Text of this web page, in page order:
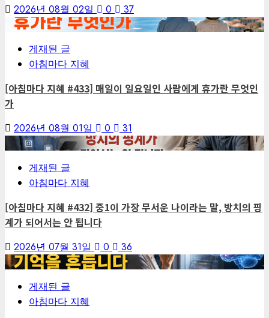
2026년 08월 02일 0
37
게재된 글
아침마다 지혜
[아침마다 지혜 #433] 매일이 일요일인 사람에게 휴가란 무엇인
가
2026년 08월 01일 0
31
게재된 글
아침마다 지혜
[아침마다 지혜 #432] 중1이 가장 무서운 나이라는 말, 방치의 핑
계가 되어서는 안 됩니다
2026년 07월 31일 0
36
5
게재된 글
아침마다 지혜